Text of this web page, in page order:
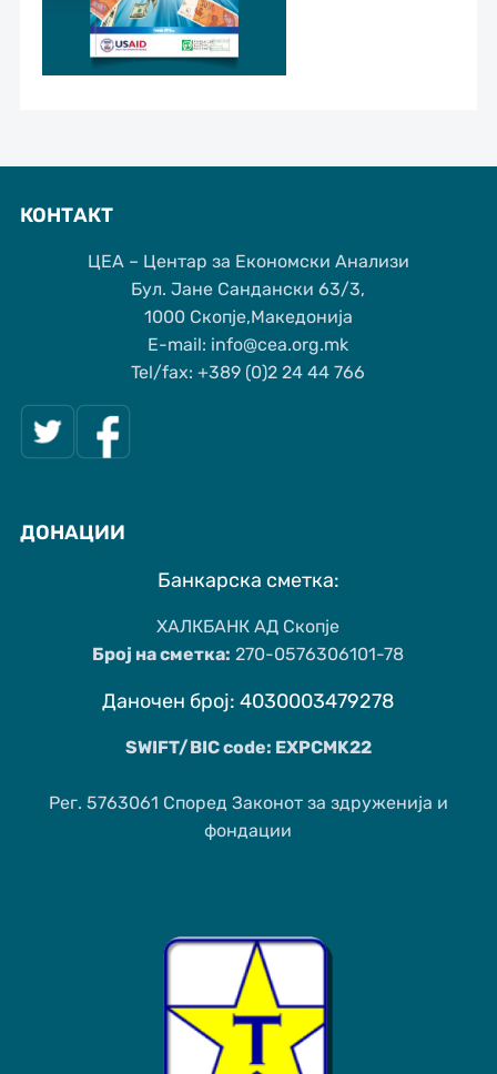
КОНТАКТ
ЦЕА – Центар за Економски Анализи
Бул. Јане Сандански 63/3,
1000 Скопје,Македонија
Е-mail: info@cea.org.mk
Tel/fax: +389 (0)2 24 44 766
ДОНАЦИИ
Банкарска сметка:
ХАЛКБАНК АД Скопје
Број на сметка: 270-0576306101-78
Даночен број: 4030003479278
SWIFT/BIC code: EXPCMK22
Рег. 5763061 Според Законот за здруженија и
фондации